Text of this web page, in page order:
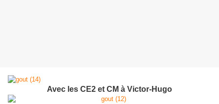
Avec les CE2 et CM à Victor-Hugo